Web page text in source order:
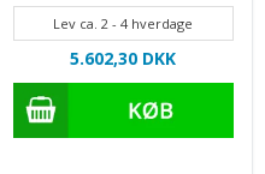
Lev ca. 2 - 4 hverdage
5.602,30 DKK